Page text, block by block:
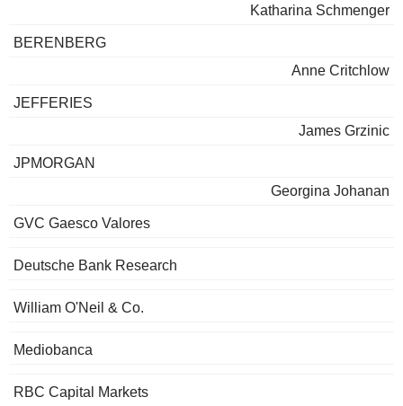
Katharina Schmenger
BERENBERG
Anne Critchlow
JEFFERIES
James Grzinic
JPMORGAN
Georgina Johanan
GVC Gaesco Valores
Deutsche Bank Research
William O'Neil & Co.
Mediobanca
RBC Capital Markets